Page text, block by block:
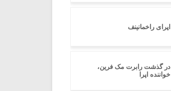
اپرای راخمانینف
در گذشت رابرت مک فرین،
خواننده اپرا